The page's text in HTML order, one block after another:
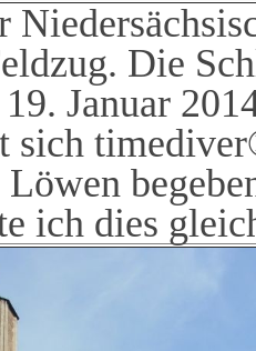
Die
Januar
sich
ich dies